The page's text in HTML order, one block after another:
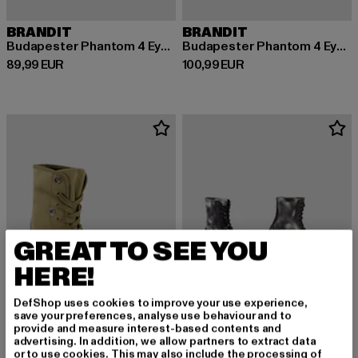
BRANDIT
Budapester Phantom 4 Eye Boot
89,99 EUR
Derzeitiger Preis: 89,99 EUR
BRANDIT
Budapester Phantom 4 Eye Boot
100,99 EUR
Derzeitiger Preis: 100,99 EUR
GREAT TO SEE YOU
HERE!
DefShop uses cookies to improve your use experience,
save your preferences, analyse use behaviour and to
provide and measure interest-based contents and
advertising. In addition, we allow partners to extract data
or to use cookies. This may also include the processing of